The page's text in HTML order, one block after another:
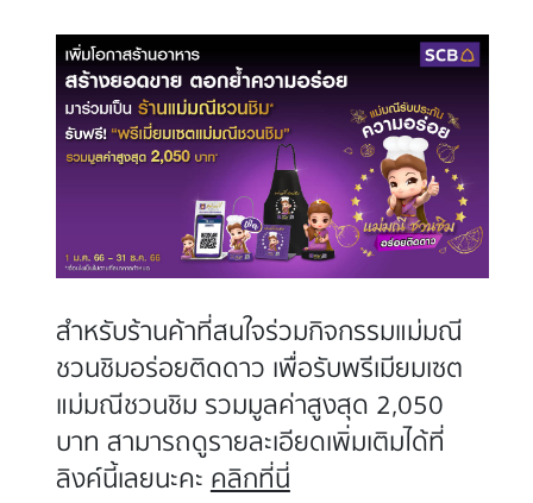
สำหรับร้านค้าที่สนใจร่วมกิจกรรมแม่มณี
ชวนชิมอร่อยติดดาว เพื่อรับพรีเมียมเซต
แม่มณีชวนชิม รวมมูลค่าสูงสุด 2,050
บาท สามารถดูรายละเอียดเพิ่มเติมได้ที่
ลิงค์นี้เลยนะคะคลิกที่นี่